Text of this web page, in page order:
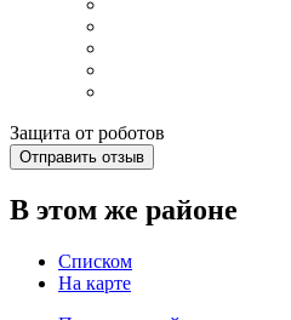
Защита от роботов
Отправить отзыв
В этом же районе
Списком
На карте